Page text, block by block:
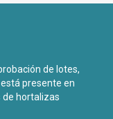
de lotes,
presente en
de hortalizas